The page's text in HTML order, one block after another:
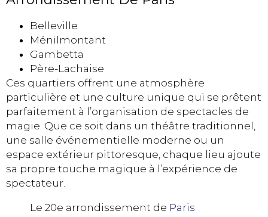
Belleville
Ménilmontant
Gambetta
Père-Lachaise
Ces quartiers offrent une atmosphère
particulière et une culture unique qui se prêtent
parfaitement à l’organisation de spectacles de
magie. Que ce soit dans un théâtre traditionnel,
une salle événementielle moderne ou un
espace extérieur pittoresque, chaque lieu ajoute
sa propre touche magique à l’expérience de
spectateur.
Le 20e arrondissement de Paris